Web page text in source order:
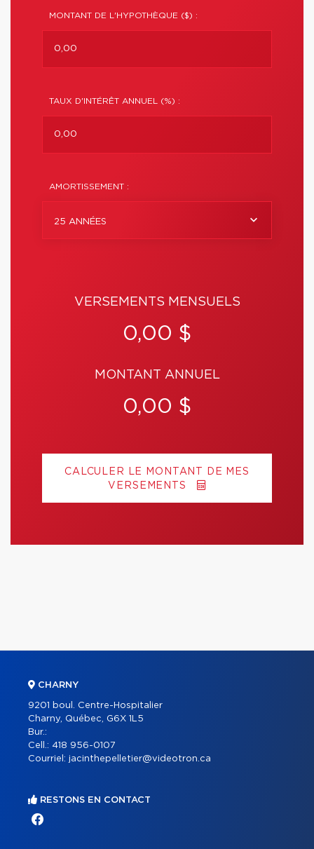
MONTANT DE L'HYPOTHÈQUE ($) :
TAUX D'INTÉRÊT ANNUEL (%) :
AMORTISSEMENT :
25 ANNÉES
VERSEMENTS MENSUELS
0,00 $
MONTANT ANNUEL
0,00 $
CALCULER LE MONTANT DE MES
VERSEMENTS
CHARNY
9201 boul. Centre-Hospitalier
Charny, Québec, G6X 1L5
Bur.:
Cell.: 418 956-0107
Courriel: jacinthepelletier@videotron.ca
RESTONS EN CONTACT